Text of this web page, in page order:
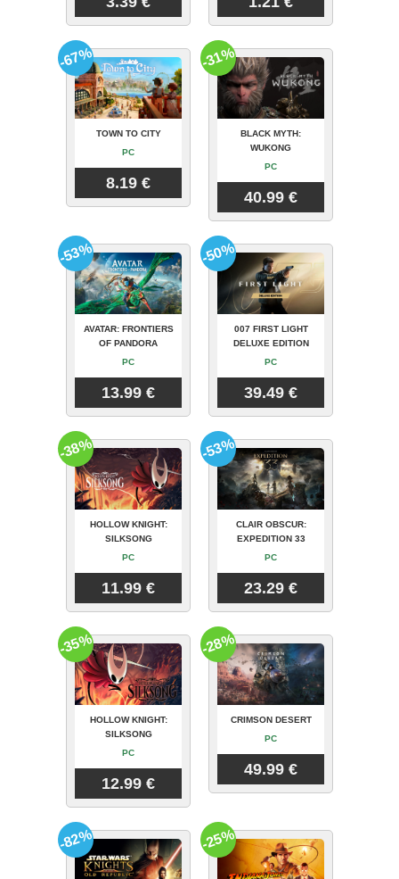
TOWN TO CITY
PC
8.19 €
-67%
BLACK MYTH:
WUKONG
PC
40.99 €
-31%
AVATAR: FRONTIERS
OF PANDORA
PC
13.99 €
-53%
007 FIRST LIGHT
DELUXE EDITION
PC
39.49 €
-50%
HOLLOW KNIGHT:
SILKSONG
PC
11.99 €
-38%
CLAIR OBSCUR:
EXPEDITION 33
PC
23.29 €
-53%
HOLLOW KNIGHT:
SILKSONG
PC
12.99 €
-35%
CRIMSON DESERT
PC
49.99 €
-28%
-82% -25%